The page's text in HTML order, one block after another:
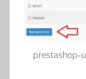
prestashop-